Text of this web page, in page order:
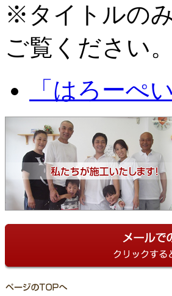
※タイトルの
ご覧ください。
「はろーぺ